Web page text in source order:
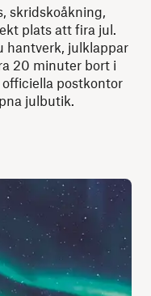
skridskoåkning,
plats att fira jul.
hantverk, julklappar
20 minuter bort i
postkontor
julbutik.